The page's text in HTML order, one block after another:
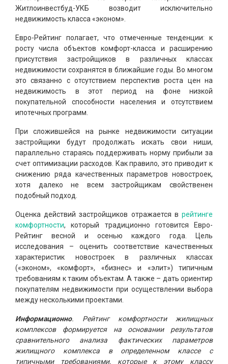
Житлоинвестбуд-УКБ возводит исключительно
недвижимость класса «эконом».
Евро-Рейтинг полагает, что отмеченные тенденции: к
росту числа объектов комфорт-класса и расширению
присутствия застройщиков в различных классах
недвижимости сохранятся в ближайшие годы. Во многом
это связанно с отсутствием перспектив роста цен на
недвижимость в этот период на фоне низкой
покупательной способности населения и отсутствием
ипотечных программ.
При сложившейся на рынке недвижимости ситуации
застройщики будут продолжать искать свои ниши,
параллельно стараясь поддерживать норму прибыли за
счет оптимизации расходов. Как правило, это приводит к
снижению ряда качественных параметров новостроек,
хотя далеко не всем застройщикам свойственен
подобный подход.
Оценка действий застройщиков отражается в рейтинге
комфортности, который традиционно готовится Евро-
Рейтинг весной и осенью каждого года. Цель
исследования – оценить соответствие качественных
характеристик новостроек в различных классах
(«эконом», «комфорт», «бизнес» и «элит») типичным
требованиям к таким объектам. А также – дать ориентир
покупателям недвижимости при осуществлении выбора
между несколькими проектами.
Информационно. Рейтинг комфортности жилищных
комплексов формируется на основании результатов
сравнительного анализа фактических параметров
жилищного комплекса в определенном классе с
типичными требованиями, которые к этому классу